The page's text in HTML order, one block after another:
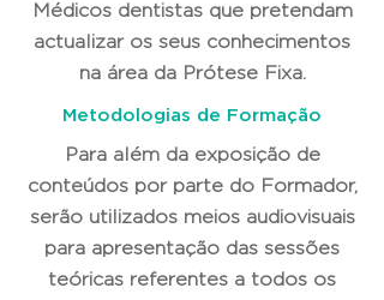
Médicos dentistas que pretendam
actualizar os seus conhecimentos
na área da Prótese Fixa.
Metodologias de Formação
Para além da exposição de
conteúdos por parte do Formador,
serão utilizados meios audiovisuais
para apresentação das sessões
teóricas referentes a todos os